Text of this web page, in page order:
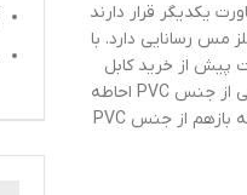
یکدیگر قرار دارند
مسی در مقایسه با هادی آلومینیومی رساناتر است؛ آلومینیوم تقریبا 60 درصد فلز مس رسانایی دارد. با
پیش از خرید کابل
قدرت دو رشته‌ای با یک متخصص در این حوزه مشورت نمایید. هر هسته در کابل قدرت دو رشته‌ای، به ‌طور جداگانه با یک عایق رنگی از جنس PVC احاطه
شده است که برای شناسایی آسان و نیز ایزوله کردن سیم‌ها به کار می‌رود. علاوه بر این، هر دو هسته توسط یک لایه‌ بیرونی نهایی که بازهم از جنس PVC